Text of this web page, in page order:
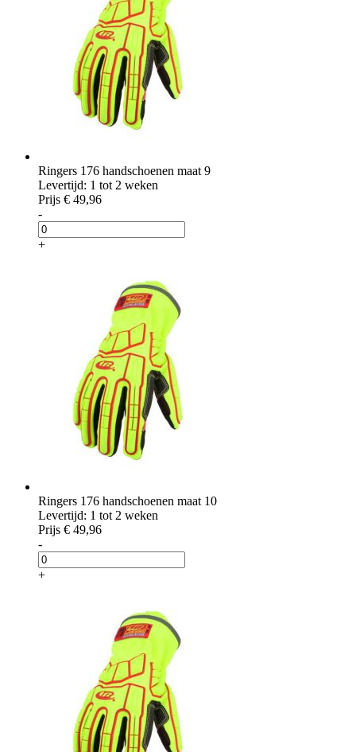
Ringers 176 handschoenen maat 9
Levertijd: 1 tot 2 weken
Prijs € 49,96
-
+
Ringers 176 handschoenen maat 10
Levertijd: 1 tot 2 weken
Prijs € 49,96
-
+